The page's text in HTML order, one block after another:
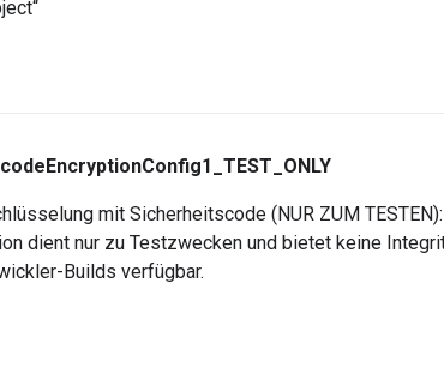
EncryptionConfig1 TEST ONLY
mit Sicherheitscode (NUR ZUM
dient nur zu Testzwecken und bietet keine
Builds verfügbar.